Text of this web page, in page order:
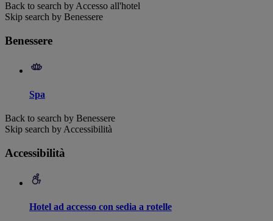
Back to search by Accesso all'hotel
Skip search by Benessere
Benessere
Spa
Back to search by Benessere
Skip search by Accessibilità
Accessibilità
Hotel ad accesso con sedia a rotelle